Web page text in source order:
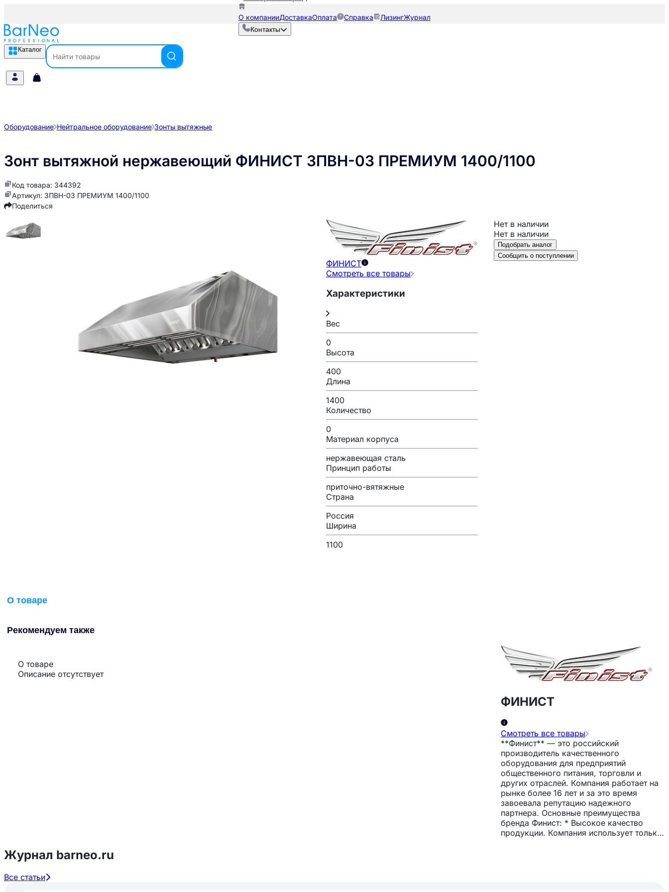
О компанииДоставкаОплата Справка ЛизингЖурнал
Контакты
Каталог
Оборудование Нейтральное оборудование Зонты вытяжные
Зонт вытяжной нержавеющий ФИНИСТ ЗПВН-03 ПРЕМИУМ 1400/1100
Код товара: 344392
Артикул: ЗПВН-03 ПРЕМИУМ 1400/1100
Поделиться
ФИНИСТ
Смотреть все товары
Характеристики
Вес
0
Высота
400
Длина
1400
Количество
0
Материал корпуса
нержавеющая сталь
Принцип работы
приточно-вятяжные
Страна
Россия
Ширина
1100
Нет в наличии
Нет в наличии
Подобрать аналог
Сообщить о поступлении
О товаре
Рекомендуем также
О товаре
Описание отсутствует
ФИНИСТ
Смотреть все товары
**Финист** — это российский
производитель качественного
оборудования для предприятий
общественного питания, торговли и
других отраслей. Компания работает на
рынке более 16 лет и за это время
завоевала репутацию надежного
партнера. Основные преимущества
бренда Финист: * Высокое качество
продукции. Компания использует только
Журнал barneo.ru
Все статьи